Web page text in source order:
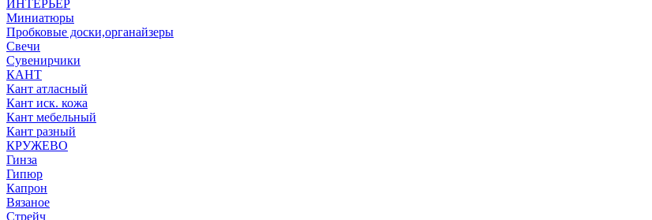
ИНТЕРЬЕР
Миниатюры
Пробковые доски,органайзеры
Свечи
Сувенирчики
КАНТ
Кант атласный
Кант иск. кожа
Кант мебельный
Кант разный
КРУЖЕВО
Гинза
Гипюр
Капрон
Вязаное
Стрейч